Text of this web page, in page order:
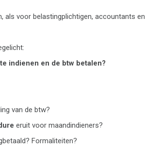
als voor belastingplichtigen, accountants
indienen en de btw betalen?
van de btw?
eruit voor maandindieners?
Formaliteiten?